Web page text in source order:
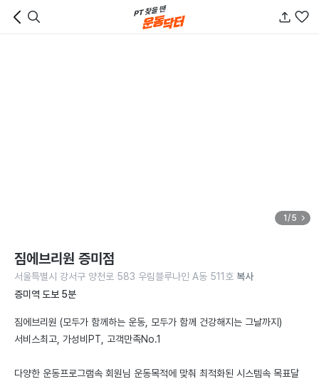
1/5
짐에브리원 증미점
서울특별시 강서구 양천로 583 우림블루나인 A동 511호 복사
증미역 도보 5분
짐에브리원 (모두가 함께하는 운동, 모두가 함께 건강해지는 그날까지)
서비스최고, 가성비PT, 고객만족No.1
다양한 운동프로그램속 회원님 운동목적에 맞춰 최적화된 시스템속 목표달